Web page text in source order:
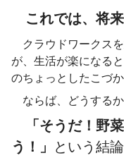
これでは、将
クラウドワークス
が、生活が楽になる
のちょっとしたこづ
ならば、どうする
「そうだ！野
う！」
という結